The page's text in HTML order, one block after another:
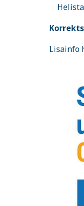
Lisainfo